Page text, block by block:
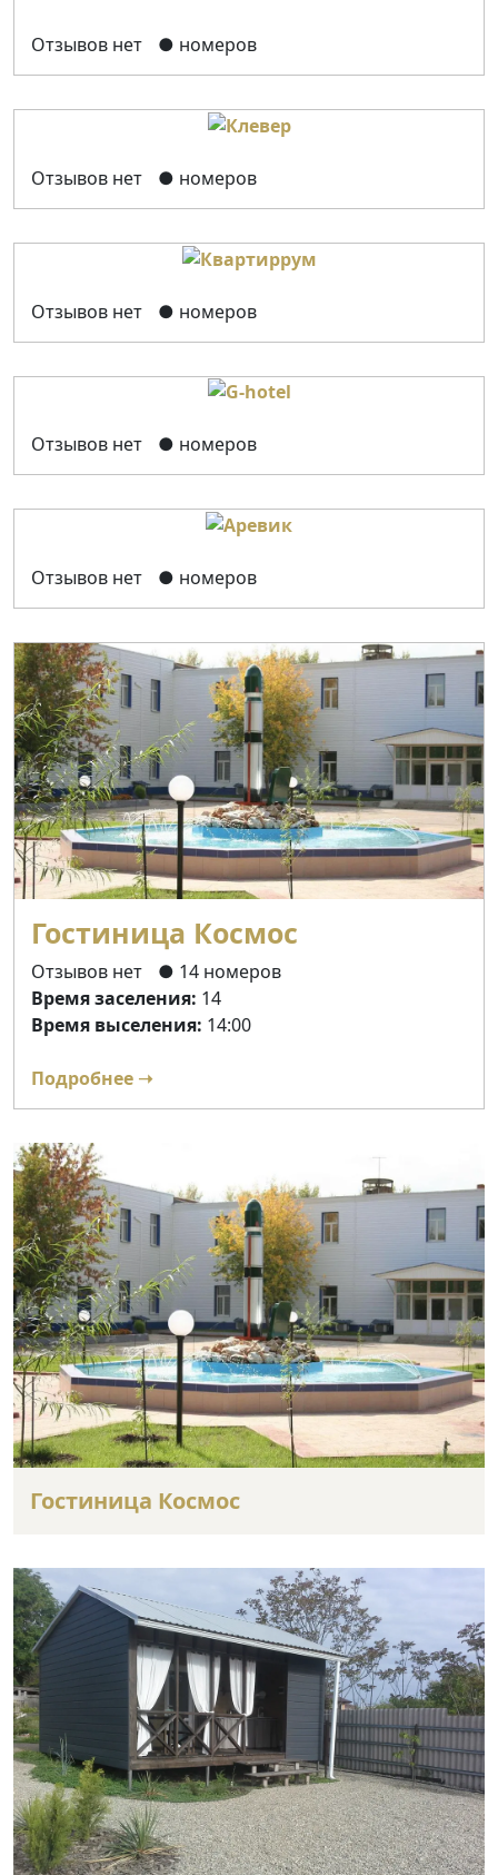
Отзывов нет ● номеров
Отзывов нет ● номеров
Отзывов нет ● номеров
Отзывов нет ● номеров
Отзывов нет ● номеров
Гостиница Космос
Отзывов нет
● 14 номеров
Время заселения: 14
Время выселения: 14:00
Подробнее ➝
Гостиница Космос